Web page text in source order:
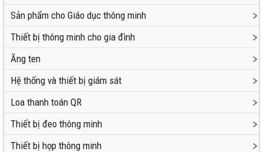
Sản phẩm cho Giáo dục thông minh
Thiết bị thông minh cho gia đình
Ăng ten
Hệ thống và thiết bị giám sát
Loa thanh toán QR
Thiết bị đeo thông minh
Thiết bị họp thông minh